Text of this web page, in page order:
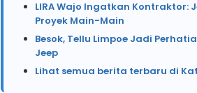
LIRA Wajo Ingatkan Kontraktor:
Proyek Main-Main
Besok, Tellu Limpoe Jadi
Jeep
Lihat semua berita terbaru di